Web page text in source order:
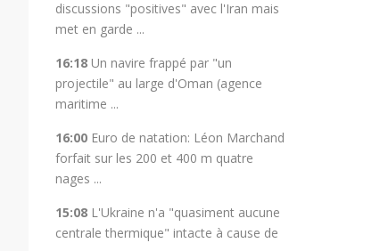
discussions "positives" avec l'Iran mais
met en garde ...
16:18 Un navire frappé par "un
projectile" au large d'Oman (agence
maritime ...
16:00 Euro de natation: Léon Marchand
forfait sur les 200 et 400 m quatre
nages ...
15:08 L'Ukraine n'a "quasiment aucune
centrale thermique" intacte à cause de